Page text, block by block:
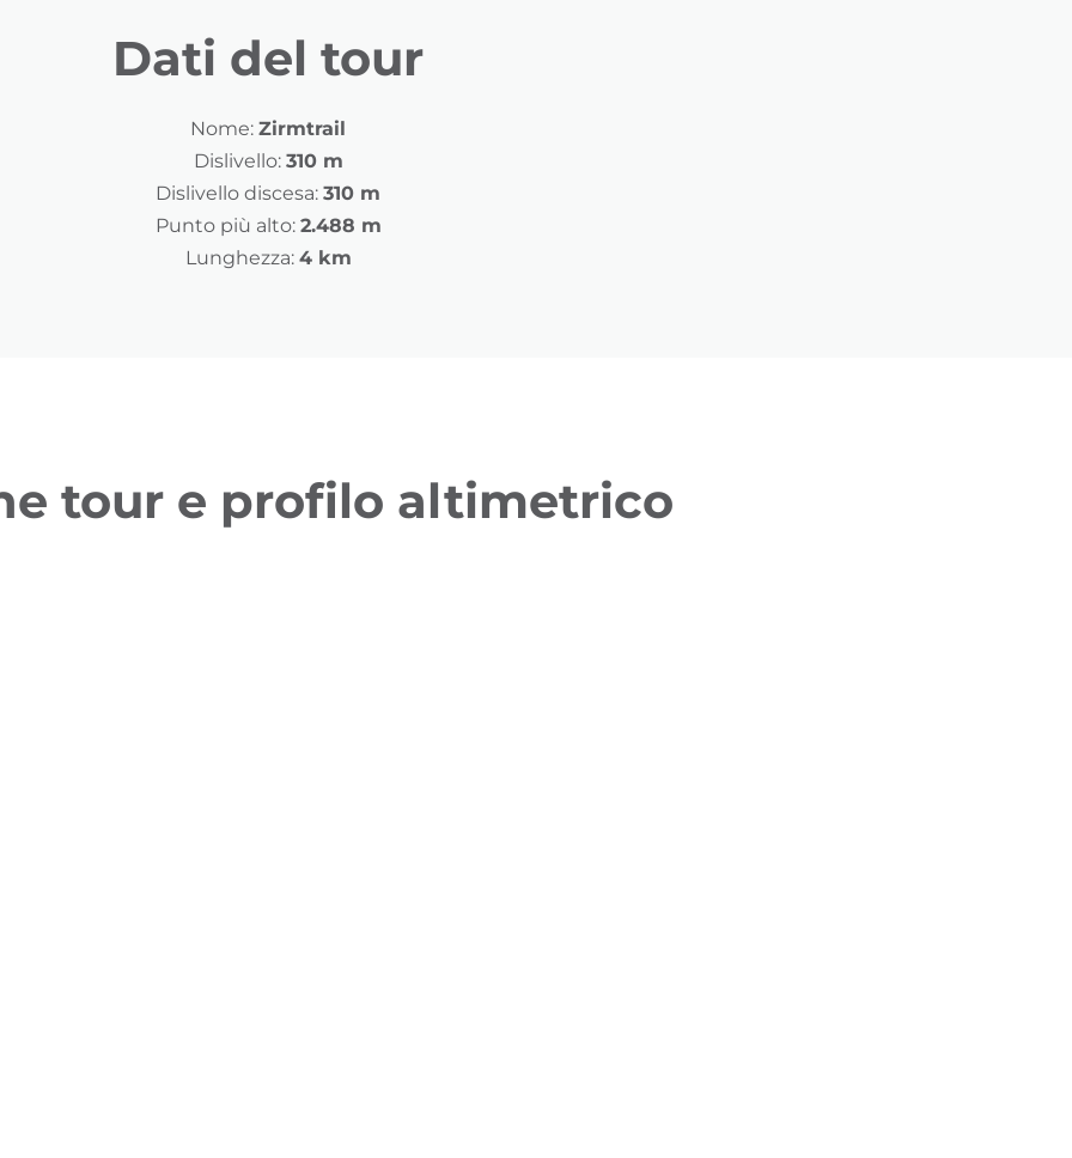
Dati del tour
Nome: Zirmtrail
Dislivello: 310 m
Dislivello discesa: 310 m
Punto più alto: 2.488 m
Lunghezza: 4 km
tour e profilo altimetrico